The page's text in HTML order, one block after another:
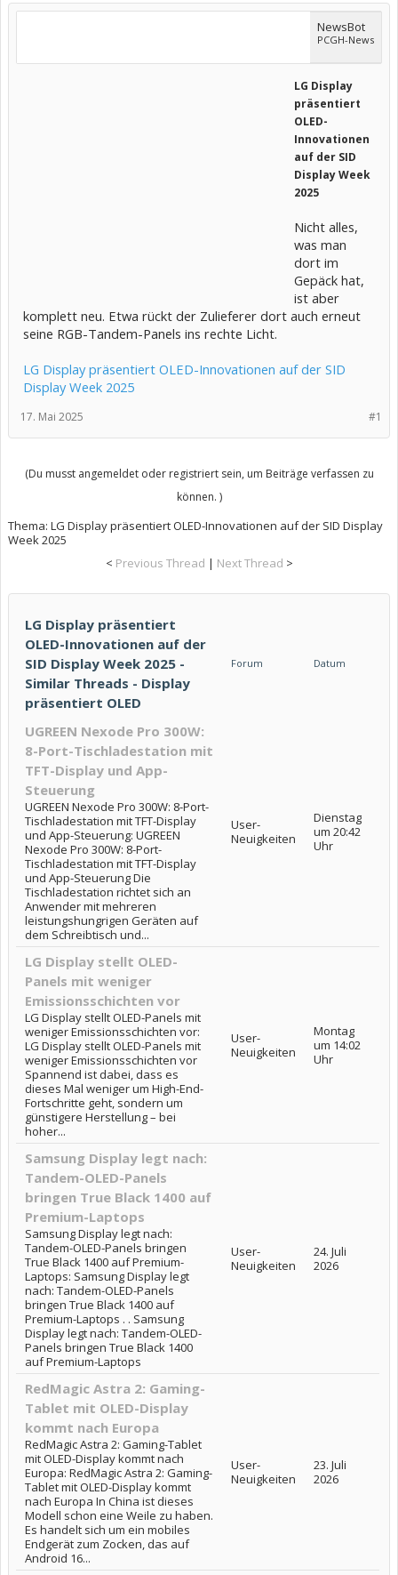
NewsBot
PCGH-News
LG Display
präsentiert
OLED-
Innovationen
auf der SID
Display Week
2025
Nicht alles,
was man
dort im
Gepäck hat,
ist aber
komplett neu. Etwa rückt der Zulieferer dort auch erneut
seine RGB-Tandem-Panels ins rechte Licht.
LG Display präsentiert OLED-Innovationen auf der SID
Display Week 2025
#1
17. Mai 2025
(Du musst angemeldet oder registriert sein, um Beiträge verfassen zu
können. )
Thema: LG Display präsentiert OLED-Innovationen auf der SID Display
Week 2025
< Previous Thread | Next Thread >
LG Display präsentiert
OLED-Innovationen auf der
SID Display Week 2025 -
Similar Threads - Display
präsentiert OLED
Forum Datum
UGREEN Nexode Pro 300W:
8-Port-Tischladestation mit
TFT-Display und App-
Steuerung
UGREEN Nexode Pro 300W: 8-Port-
Tischladestation mit TFT-Display
und App-Steuerung: UGREEN
Nexode Pro 300W: 8-Port-
Tischladestation mit TFT-Display
und App-Steuerung Die
Tischladestation richtet sich an
Anwender mit mehreren
leistungshungrigen Geräten auf
dem Schreibtisch und...
User-
Neuigkeiten
Dienstag
um 20:42
Uhr
LG Display stellt OLED-
Panels mit weniger
Emissionsschichten vor
LG Display stellt OLED-Panels mit
weniger Emissionsschichten vor:
LG Display stellt OLED-Panels mit
weniger Emissionsschichten vor
Spannend ist dabei, dass es
dieses Mal weniger um High-End-
Fortschritte geht, sondern um
günstigere Herstellung – bei
hoher...
User-
Neuigkeiten
Montag
um 14:02
Uhr
Samsung Display legt nach:
Tandem-OLED-Panels
bringen True Black 1400 auf
Premium-Laptops
Samsung Display legt nach:
Tandem-OLED-Panels bringen
True Black 1400 auf Premium-
Laptops: Samsung Display legt
nach: Tandem-OLED-Panels
bringen True Black 1400 auf
Premium-Laptops . . Samsung
Display legt nach: Tandem-OLED-
Panels bringen True Black 1400
auf Premium-Laptops
User-
Neuigkeiten
24. Juli
2026
RedMagic Astra 2: Gaming-
Tablet mit OLED-Display
kommt nach Europa
RedMagic Astra 2: Gaming-Tablet
mit OLED-Display kommt nach
Europa: RedMagic Astra 2: Gaming-
Tablet mit OLED-Display kommt
nach Europa In China ist dieses
Modell schon eine Weile zu haben.
Es handelt sich um ein mobiles
Endgerät zum Zocken, das auf
Android 16...
User-
Neuigkeiten
23. Juli
2026